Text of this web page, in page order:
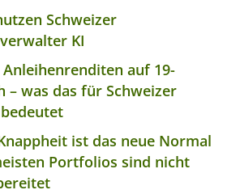
Schweizer
KI
Anleihenrenditen auf 19-
– was das für Schweizer
ist das neue Normal
Portfolios sind nicht